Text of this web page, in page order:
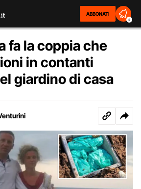
ABBONATI
2
fa la coppia che
in contanti
giardino di casa